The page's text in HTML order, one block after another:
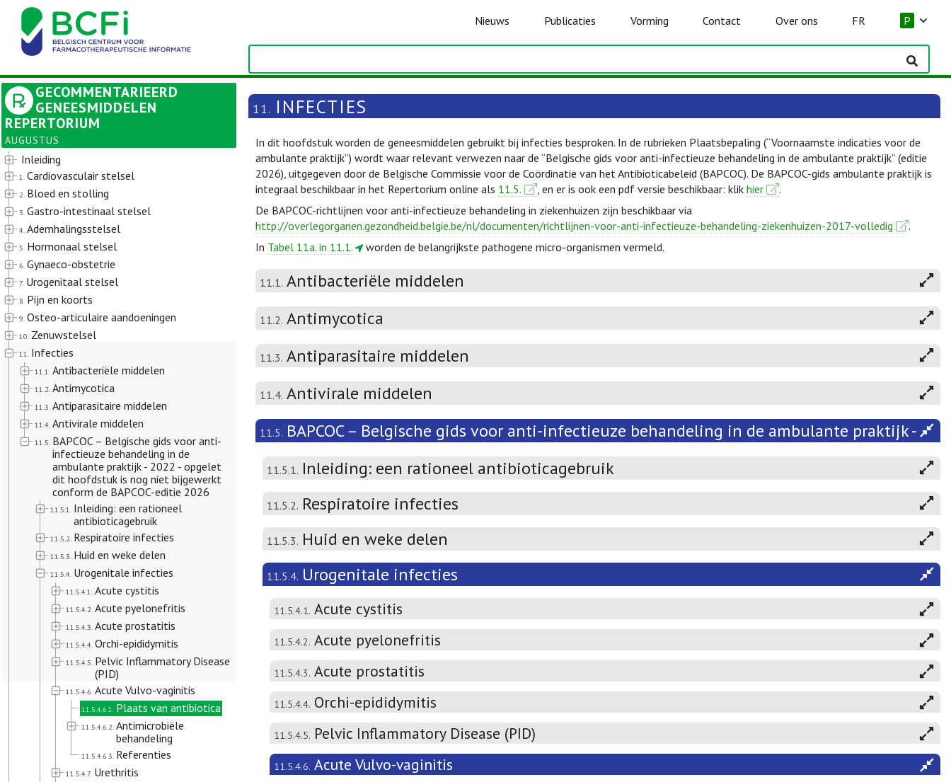
Nieuws Publicaties Vorming Contact Over ons FR P
GECOMMENTARIEERD
GENEESMIDDELEN
REPERTORIUM
AUGUSTUS
Inleiding
1. Cardiovasculair stelsel
2. Bloed en stolling
3. Gastro-intestinaal stelsel
4. Ademhalingsstelsel
5. Hormonaal stelsel
6. Gynaeco-obstetrie
7. Urogenitaal stelsel
8. Pijn en koorts
9. Osteo-articulaire aandoeningen
10. Zenuwstelsel
11. Infecties
11.1. Antibacteriële middelen
11.2. Antimycotica
11.3. Antiparasitaire middelen
11.4. Antivirale middelen
11.5. BAPCOC – Belgische gids voor anti-
infectieuze behandeling in de
ambulante praktijk - 2022 - opgelet
dit hoofdstuk is nog niet bijgewerkt
conform de BAPCOC-editie 2026
11.5.1. Inleiding: een rationeel
antibioticagebruik
11.5.2. Respiratoire infecties
11.5.3. Huid en weke delen
11.5.4. Urogenitale infecties
11.5.4.1. Acute cystitis
11.5.4.2. Acute pyelonefritis
11.5.4.3. Acute prostatitis
11.5.4.4. Orchi-epididymitis
11.5.4.5. Pelvic Inflammatory Disease
(PID)
11.5.4.6. Acute Vulvo-vaginitis
11.5.4.6.1. Plaats van antibiotica
11.5.4.6.2. Antimicrobiële
behandeling
11.5.4.6.3. Referenties
11.5.4.7. Urethritis
11. INFECTIES
In dit hoofdstuk worden de geneesmiddelen gebruikt bij infecties besproken. In de rubrieken Plaatsbepaling (“Voornaamste indicaties voor de
ambulante praktijk”) wordt waar relevant verwezen naar de “Belgische gids voor anti-infectieuze behandeling in de ambulante praktijk” (editie
2026), uitgegeven door de Belgische Commissie voor de Coördinatie van het Antibioticabeleid (BAPCOC). De BAPCOC-gids ambulante praktijk is
integraal beschikbaar in het Repertorium online als 11.5. , en er is ook een pdf versie beschikbaar: klik hier
.
De BAPCOC-richtlijnen voor anti-infectieuze behandeling in ziekenhuizen zijn beschikbaar via
http://overlegorganen.gezondheid.belgie.be/nl/documenten/richtlijnen-voor-anti-infectieuze-behandeling-ziekenhuizen-2017-volledig
.
In Tabel 11a. in 11.1. worden de belangrijkste pathogene micro-organismen vermeld.
11.1. Antibacteriële middelen
11.2. Antimycotica
11.3. Antiparasitaire middelen
11.4. Antivirale middelen
11.5. BAPCOC – Belgische gids voor anti-infectieuze behandeling in de ambulante praktijk -
11.5.1. Inleiding: een rationeel antibioticagebruik
11.5.2. Respiratoire infecties
11.5.3. Huid en weke delen
11.5.4. Urogenitale infecties
11.5.4.1. Acute cystitis
11.5.4.2. Acute pyelonefritis
11.5.4.3. Acute prostatitis
11.5.4.4. Orchi-epididymitis
11.5.4.5. Pelvic Inflammatory Disease (PID)
11.5.4.6. Acute Vulvo-vaginitis